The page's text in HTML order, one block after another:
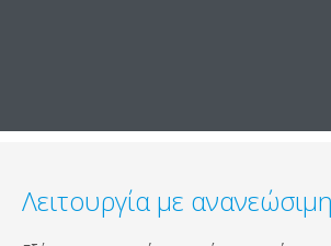
Λειτουργία με